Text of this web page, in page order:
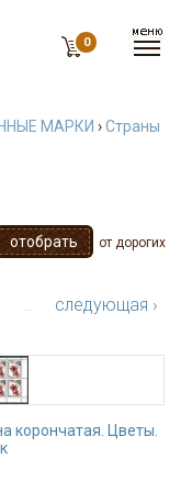
0
МАРКИ ›Страны
от дорогих
…
следующая ›
корончатая. Цветы.